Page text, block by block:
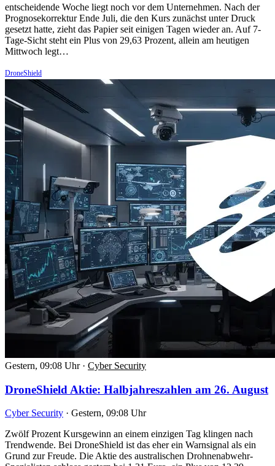
entscheidende Woche liegt noch vor dem Unternehmen. Nach der
Prognosekorrektur Ende Juli, die den Kurs zunächst unter Druck
gesetzt hatte, zieht das Papier seit einigen Tagen wieder an. Auf 7-
Tage-Sicht steht ein Plus von 29,63 Prozent, allein am heutigen
Mittwoch legt…
DroneShield
Gestern, 09:08 Uhr · Cyber Security
DroneShield Aktie: Halbjahreszahlen am 26. August
Cyber Security · Gestern, 09:08 Uhr
Zwölf Prozent Kursgewinn an einem einzigen Tag klingen nach
Trendwende. Bei DroneShield ist das eher ein Warnsignal als ein
Grund zur Freude. Die Aktie des australischen Drohnenabwehr-